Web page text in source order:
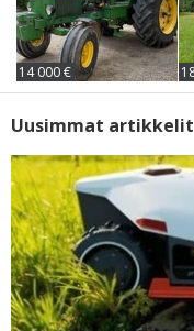
14 000 €
Uusimmat artikkelit